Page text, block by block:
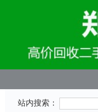
站内搜索：